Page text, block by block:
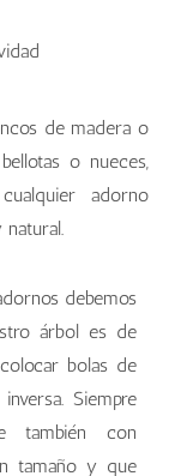
de madera o
o nueces,
adorno
debemos
árbol es de
bolas de
Siempre
también con
tamaño y que